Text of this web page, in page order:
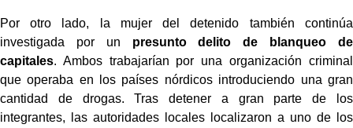
Por otro lado, la mujer del detenido también continúa
investigada por un presunto delito de blanqueo de
capitales. Ambos trabajarían por una organización criminal
que operaba en los países nórdicos introduciendo una gran
cantidad de drogas. Tras detener a gran parte de los
integrantes, las autoridades locales localizaron a uno de los